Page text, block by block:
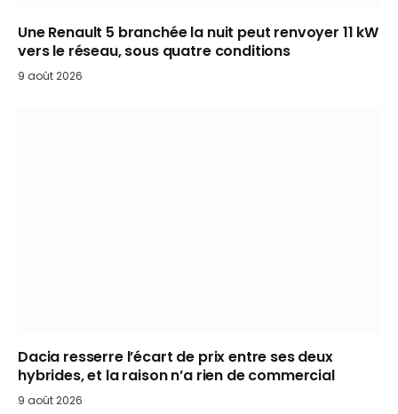
Une Renault 5 branchée la nuit peut renvoyer 11 kW
vers le réseau, sous quatre conditions
9 août 2026
Dacia resserre l’écart de prix entre ses deux
hybrides, et la raison n’a rien de commercial
9 août 2026